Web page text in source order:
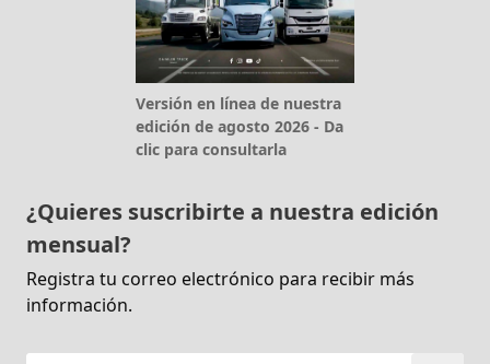
Versión en línea de nuestra
edición de agosto 2026 - Da
clic para consultarla
¿Quieres suscribirte a nuestra edición
mensual?
Registra tu correo electrónico para recibir más
información.